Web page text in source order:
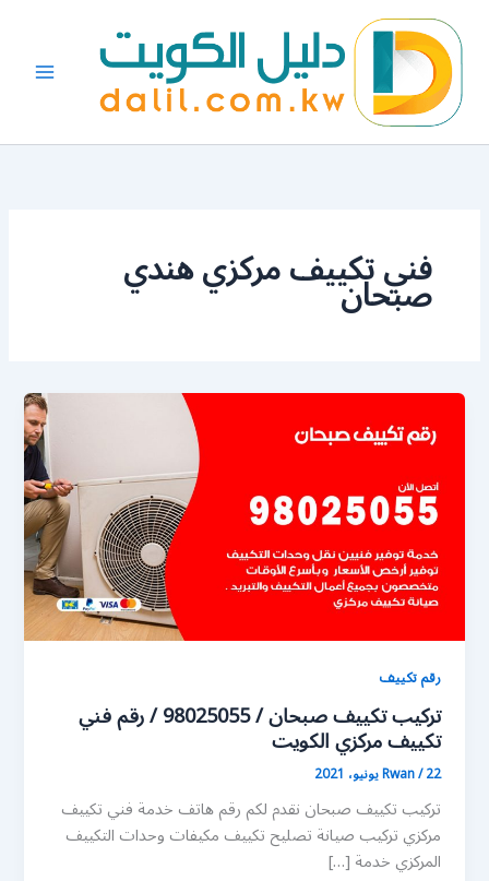
المحتوى
فني تكييف مركزي هندي
صبحان
رقم تكييف
تركيب تكييف صبحان / 98025055 / رقم فني
تكييف مركزي الكويت
Rwan/22 يونيو، 2021
تركيب تكييف صبحان نقدم لكم رقم هاتف خدمة فني تكييف
مركزي تركيب صيانة تصليح تكييف مكيفات وحدات التكييف
المركزي خدمة […]